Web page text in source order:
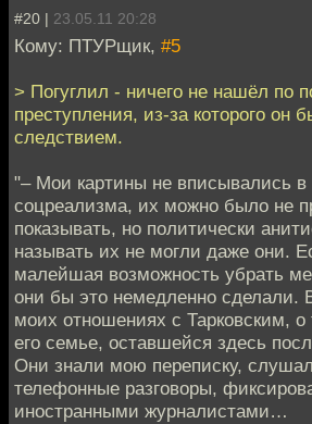
#20 | 23.05.11 20:28
Кому: ПТУРщик, #5
> Погуглил - ничего не нашёл по
преступления, из-за которого он
следствием.
"– Мои картины не вписывались в
соцреализма, их можно было не
показывать, но политически
называть их не могли даже они.
малейшая возможность убрать
они бы это немедленно сделали.
моих отношениях с Тарковским, о
его семье, оставшейся здесь
Они знали мою переписку,
телефонные разговоры,
иностранными журналистами…